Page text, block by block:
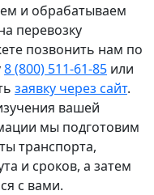
и обрабатываем
перевозку
позвонить нам по
8 (800) 511-61-85 или
заявку через сайт.
вашей
мы подготовим
транспорта,
и сроков, а затем
с вами.